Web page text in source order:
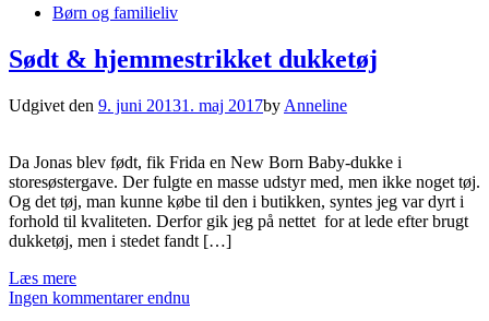
Børn og familieliv
Sødt & hjemmestrikket dukketøj
Udgivet den 9. juni 20131. maj 2017by Anneline
Da Jonas blev født, fik Frida en New Born Baby-dukke i
storesøstergave. Der fulgte en masse udstyr med, men ikke noget tøj.
Og det tøj, man kunne købe til den i butikken, syntes jeg var dyrt i
forhold til kvaliteten. Derfor gik jeg på nettet for at lede efter brugt
dukketøj, men i stedet fandt […]
Læs mere
Ingen kommentarer endnu